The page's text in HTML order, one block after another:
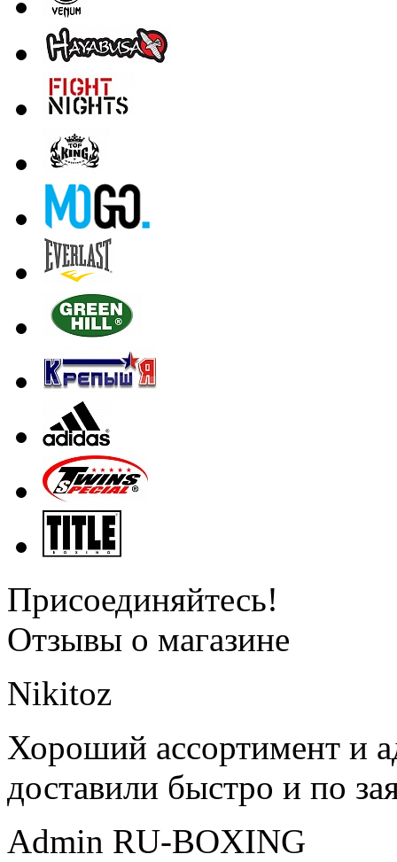
Присоединяйтесь!
Отзывы о магазине
Nikitoz
Хороший ассортимент и
доставили быстро и по
Admin RU-BOXING